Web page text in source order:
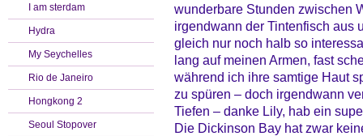
I am sterdam
Hydra
My Seychelles
Rio de Janeiro
Hongkong 2
Seoul Stopover
wunderbare Stunden zwischen
irgendwann der Tintenfisch aus
gleich nur noch halb so
lang auf meinen Armen, fast
während ich ihre samtige Haut
zu spüren – doch irgendwann
Tiefen – danke Lily, hab ein
Die Dickinson Bay hat zwar